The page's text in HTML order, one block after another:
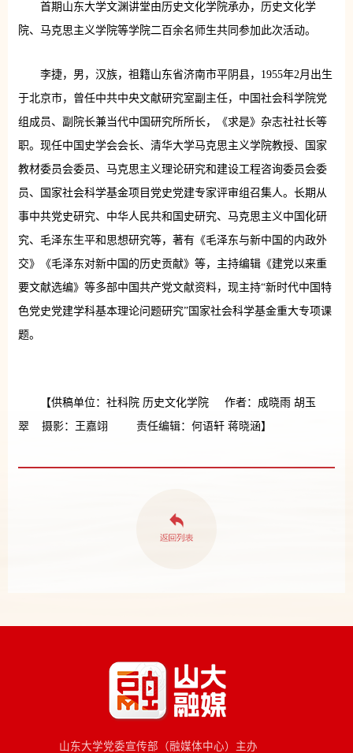
首期山东大学文渊讲堂由历史文化学院承办，历史文化学
院、马克思主义学院等学院二百余名师生共同参加此次活动。
李捷，男，汉族，祖籍山东省济南市平阴县，1955年2月出生
于北京市，曾任中共中央文献研究室副主任，中国社会科学院党
组成员、副院长兼当代中国研究所所长，《求是》杂志社社长等
职。现任中国史学会会长、清华大学马克思主义学院教授、国家
教材委员会委员、马克思主义理论研究和建设工程咨询委员会委
员、国家社会科学基金项目党史党建专家评审组召集人。长期从
事中共党史研究、中华人民共和国史研究、马克思主义中国化研
究、毛泽东生平和思想研究等，著有《毛泽东与新中国的内政外
交》《毛泽东对新中国的历史贡献》等，主持编辑《建党以来重
要文献选编》等多部中国共产党文献资料，现主持“新时代中国特
色党史党建学科基本理论问题研究”国家社会科学基金重大专项课
题。
【供稿单位：社科院 历史文化学院 作者：成晓雨 胡玉
翠 摄影：王嘉翊 责任编辑：何语轩 蒋晓涵】
山东大学党委宣传部（融媒体中心）主办